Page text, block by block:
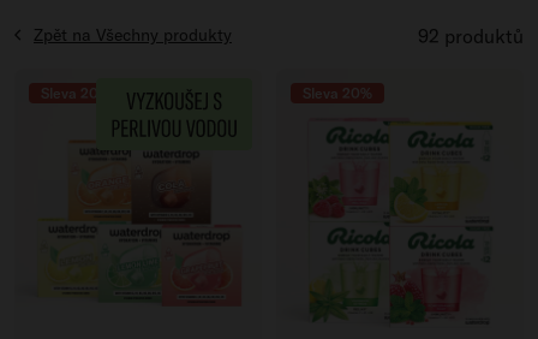
Zpět na Všechny produkty 92 produktů
Sleva 20% Sleva 20%